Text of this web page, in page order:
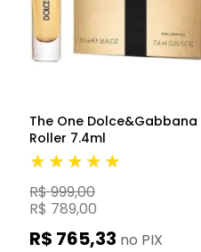
The One Dolce&Gabbana
Roller 7.4ml
★★★★★
R$ 999,00
R$ 789,00
R$ 765,33 no PIX